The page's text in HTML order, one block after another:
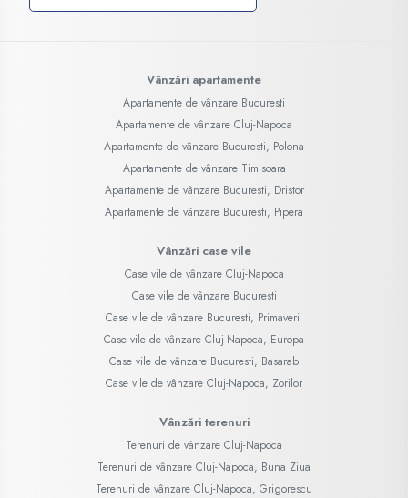
Vânzări apartamente
Apartamente de vânzare Bucuresti
Apartamente de vânzare Cluj-Napoca
Apartamente de vânzare Bucuresti, Polona
Apartamente de vânzare Timisoara
Apartamente de vânzare Bucuresti, Dristor
Apartamente de vânzare Bucuresti, Pipera
Vânzări case vile
Case vile de vânzare Cluj-Napoca
Case vile de vânzare Bucuresti
Case vile de vânzare Bucuresti, Primaverii
Case vile de vânzare Cluj-Napoca, Europa
Case vile de vânzare Bucuresti, Basarab
Case vile de vânzare Cluj-Napoca, Zorilor
Vânzări terenuri
Terenuri de vânzare Cluj-Napoca
Terenuri de vânzare Cluj-Napoca, Buna Ziua
Terenuri de vânzare Cluj-Napoca, Grigorescu